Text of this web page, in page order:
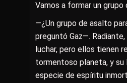
Vamos a formar un grupo
—¿Un grupo de asalto
preguntó Gaz—.
luchar, pero ellos tienen
tormentoso planeta, y su
especie de espíritu